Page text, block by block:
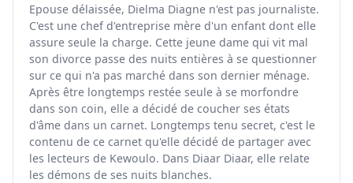
Epouse délaissée, Dielma Diagne n'est pas journaliste.
C'est une chef d'entreprise mère d'un enfant dont elle
assure seule la charge. Cette jeune dame qui vit mal
son divorce passe des nuits entières à se questionner
sur ce qui n'a pas marché dans son dernier ménage.
Après être longtemps restée seule à se morfondre
dans son coin, elle a décidé de coucher ses états
d'âme dans un carnet. Longtemps tenu secret, c'est le
contenu de ce carnet qu'elle décidé de partager avec
les lecteurs de Kewoulo. Dans Diaar Diaar, elle relate
les démons de ses nuits blanches.